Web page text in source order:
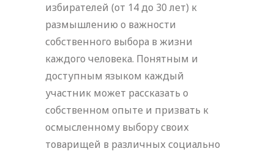
избирателей (от 14 до 30 лет) к
размышлению о важности
собственного выбора в жизни
каждого человека. Понятным и
доступным языком каждый
участник может рассказать о
собственном опыте и призвать к
осмысленному выбору своих
товарищей в различных социально